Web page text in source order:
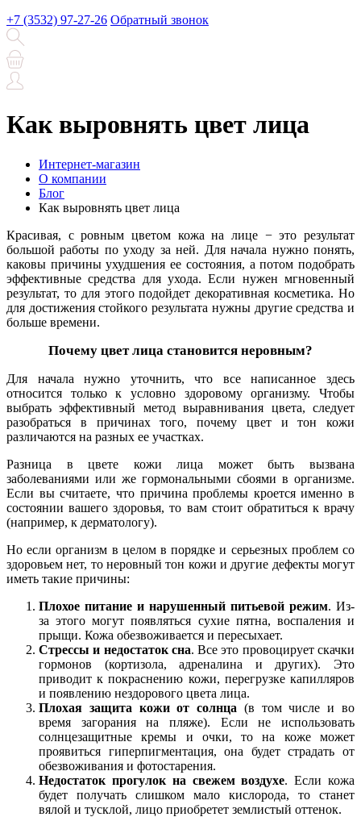
+7 (3532) 97-27-26 Обратный звонок
Как выровнять цвет лица
Интернет-магазин
О компании
Блог
Как выровнять цвет лица
Красивая, с ровным цветом кожа на лице − это результат
большой работы по уходу за ней. Для начала нужно понять,
каковы причины ухудшения ее состояния, а потом подобрать
эффективные средства для ухода. Если нужен мгновенный
результат, то для этого подойдет декоративная косметика. Но
для достижения стойкого результата нужны другие средства и
больше времени.
Почему цвет лица становится неровным?
Для начала нужно уточнить, что все написанное здесь
относится только к условно здоровому организму. Чтобы
выбрать эффективный метод выравнивания цвета, следует
разобраться в причинах того, почему цвет и тон кожи
различаются на разных ее участках.
Разница в цвете кожи лица может быть вызвана
заболеваниями или же гормональными сбоями в организме.
Если вы считаете, что причина проблемы кроется именно в
состоянии вашего здоровья, то вам стоит обратиться к врачу
(например, к дерматологу).
Но если организм в целом в порядке и серьезных проблем со
здоровьем нет, то неровный тон кожи и другие дефекты могут
иметь такие причины:
Плохое питание и нарушенный питьевой режим. Из-
за этого могут появляться сухие пятна, воспаления и
прыщи. Кожа обезвоживается и пересыхает.
Стрессы и недостаток сна. Все это провоцирует скачки
гормонов (кортизола, адреналина и других). Это
приводит к покраснению кожи, перегрузке капилляров
и появлению нездорового цвета лица.
Плохая защита кожи от солнца (в том числе и во
время загорания на пляже). Если не использовать
солнцезащитные кремы и очки, то на коже может
проявиться гиперпигментация, она будет страдать от
обезвоживания и фотостарения.
Недостаток прогулок на свежем воздухе. Если кожа
будет получать слишком мало кислорода, то станет
вялой и тусклой, лицо приобретет землистый оттенок.